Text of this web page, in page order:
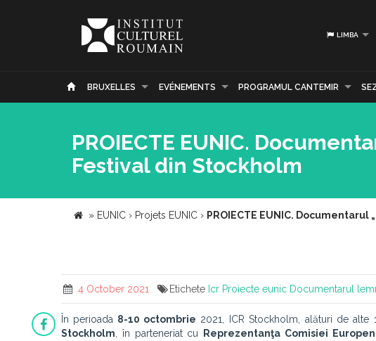
LIMBA
BRUXELLES EVÉNEMENTS PROGRAMUL CANTEMIR
PROIECTE EUNIC.
Festival din Stockholm
» EUNIC › Projets EUNIC › PROIECTE EUNIC.
4 October 2021 Etichete Icr Proiecte eunic Documentarul
În perioada 8-10 octombrie 2021, ICR Stockholm, alături de
Stockholm , în parteneriat cu Reprezentanţa Comisiei